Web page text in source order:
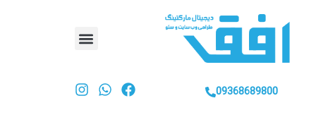
09368689800